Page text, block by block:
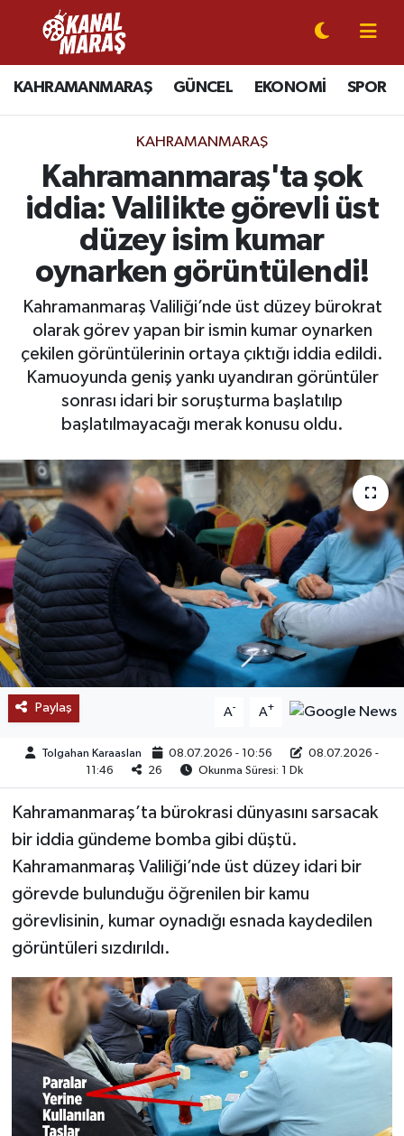
KAHRAMANMARAŞ GÜNCEL EKONOMİ SPOR
KAHRAMANMARAŞ
Kahramanmaraş'ta şok
iddia: Valilikte görevli üst
düzey isim kumar
oynarken görüntülendi!
Kahramanmaraş Valiliği’nde üst düzey bürokrat
olarak görev yapan bir ismin kumar oynarken
çekilen görüntülerinin ortaya çıktığı iddia edildi.
Kamuoyunda geniş yankı uyandıran görüntüler
sonrası idari bir soruşturma başlatılıp
başlatılmayacağı merak konusu oldu.
Paylaş A- A+
Tolgahan Karaaslan 08.07.2026 - 10:56
08.07.2026 -
11:46
26 Okunma Süresi: 1 Dk
Kahramanmaraş’ta bürokrasi dünyasını sarsacak
bir iddia gündeme bomba gibi düştü.
Kahramanmaraş Valiliği’nde üst düzey idari bir
görevde bulunduğu öğrenilen bir kamu
görevlisinin, kumar oynadığı esnada kaydedilen
görüntüleri sızdırıldı.
CANLI YAYIN
KAHRAMANMARAŞ
SPOR
SİYASET
GÜNDEM
MAGAZİN
SAĞLIK
EĞİTİM
BÖLGE
KEŞFET
POPÜLER
DÜNYA
TREND
MEDYA
TEKNOLOJİ
YAŞAM
KÜLTÜR SANAT
Kahramanmaraş Nöbetçi Eczaneler
Kahramanmaraş Hava Durumu
Kahramanmaraş Trafik Yoğunluk Haritası
Süper Lig Puan Durumu ve Fikstür
Tüm Manşetler
Son Dakika Haberleri
Haber Arşivi